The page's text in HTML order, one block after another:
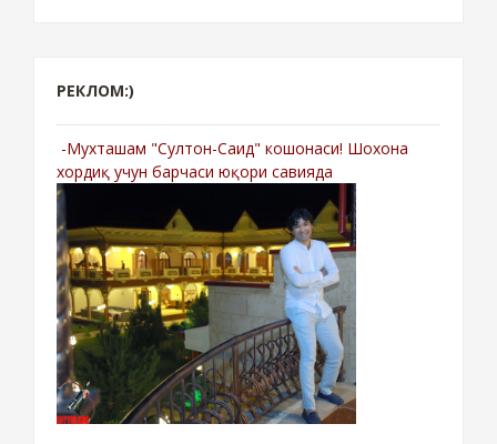
РЕКЛОМ:)
-Мухташам "Султон-Саид" кошонаси! Шохона
хордиқ учун барчаси юқори савияда